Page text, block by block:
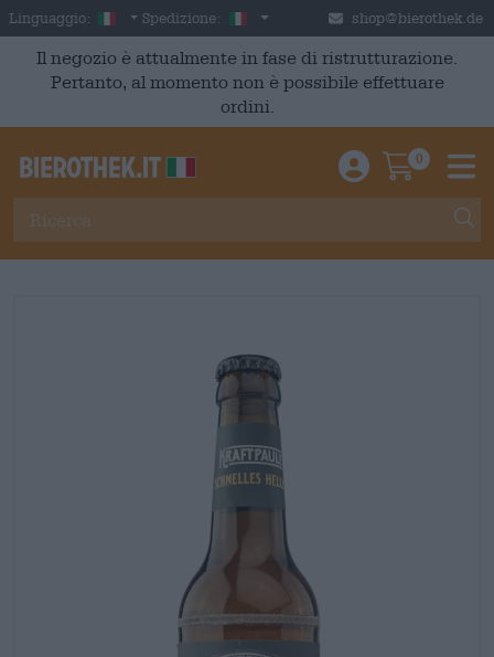
Skip to main content
Linguaggio: Italian
Spedizione: Italia shop@bierothek.de
Il negozio è attualmente in fase di ristrutturazione.
Pertanto, al momento non è possibile effettuare
ordini.
Einloggen /
0